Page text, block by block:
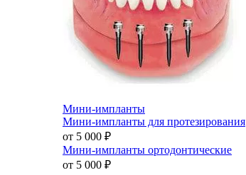
Мини-импланты
Мини-импланты для протезирования
от 5 000 ₽
Мини-импланты ортодонтические
от 5 000 ₽